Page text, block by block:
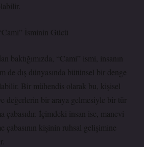
İsminin Gücü
baktığımızda, “Cami” ismi, insanın
de dış dünyasında bütünsel bir denge
Bir mühendis olarak bu, kişisel
değerlerin bir araya gelmesiyle bir tür
çabasıdır. İçimdeki insan ise, manevi
çabasının kişinin ruhsal gelişimine